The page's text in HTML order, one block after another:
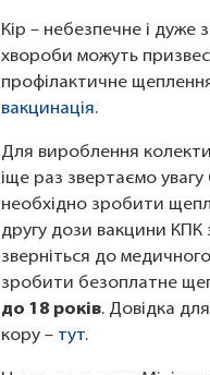
Кір – небезпечне і дуже
хвороби можуть
профілактичне
вакцинація.
Для вироблення
іще раз звертаємо увагу
необхідно зробити
другу дози вакцини КПК
зверніться до
зробити безоплатне
до 18 років. Довідка
кору – тут.